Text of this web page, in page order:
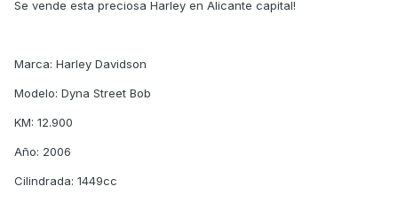
Se vende esta preciosa Harley en Alicante capital!
Marca: Harley Davidson
Modelo: Dyna Street Bob
KM: 12.900
Año: 2006
Cilindrada: 1449cc